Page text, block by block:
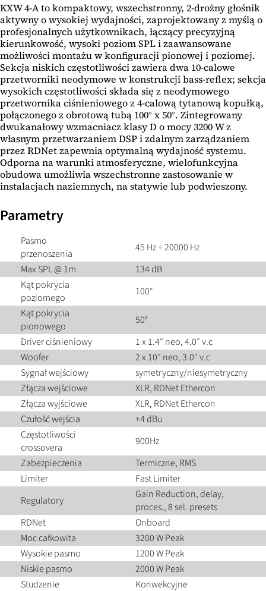
KXW 4-A to kompaktowy, wszechstronny, 2-drożny głośnik
aktywny o wysokiej wydajności, zaprojektowany z myślą o
profesjonalnych użytkownikach, łączący precyzyjną
kierunkowość, wysoki poziom SPL i zaawansowane
możliwości montażu w konfiguracji pionowej i poziomej.
Sekcja niskich częstotliwości zawiera dwa 10-calowe
przetworniki neodymowe w konstrukcji bass-reflex; sekcja
wysokich częstotliwości składa się z neodymowego
przetwornika ciśnieniowego z 4-calową tytanową kopułką,
połączonego z obrotową tubą 100° x 50°. Zintegrowany
dwukanałowy wzmacniacz klasy D o mocy 3200 W z
własnym przetwarzaniem DSP i zdalnym zarządzaniem
przez RDNet zapewnia optymalną wydajność systemu.
Odporna na warunki atmosferyczne, wielofunkcyjna
obudowa umożliwia wszechstronne zastosowanie w
instalacjach naziemnych, na statywie lub podwieszony.
Parametry
Pasmo
przenoszenia
45 Hz ÷ 20000 Hz
Max SPL @ 1m
134 dB
Kąt pokrycia
poziomego
100°
Kąt pokrycia
pionowego
50°
Driver ciśnieniowy
1 x 1.4″ neo, 4.0″ v.c
Woofer
2 x 10″ neo, 3.0″ v.c
Sygnał wejściowy
symetryczny/niesymetryczny
Złącza wejściowe
XLR, RDNet Ethercon
Złącza wyjściowe
XLR, RDNet Ethercon
Czułość wejścia
+4 dBu
Częstotliwości
crossovera
900Hz
Zabezpieczenia
Termiczne, RMS
Limiter
Fast Limiter
Regulatory
Gain Reduction, delay,
proces., 8 sel. presets
RDNet
Onboard
Moc całkowita
3200 W Peak
Wysokie pasmo
1200 W Peak
Niskie pasmo
2000 W Peak
Studzenie
Konwekcyjne